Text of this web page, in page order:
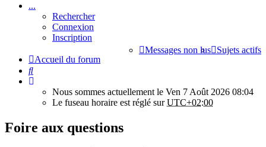
...
Rechercher
Connexion
Inscription
Sujets actifs
Messages non lus
Accueil du forum
Rechercher
Nous sommes actuellement le Ven 7 Août 2026 08:04
Le fuseau horaire est réglé surUTC+02:00
Foire aux questions